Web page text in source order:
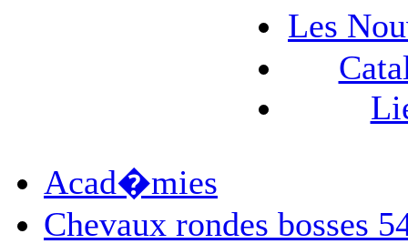
Les
Acad�mies
Chevaux rondes bosses